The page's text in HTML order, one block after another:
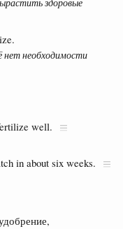
здоровые
нет необходимости
well.
in about six weeks.